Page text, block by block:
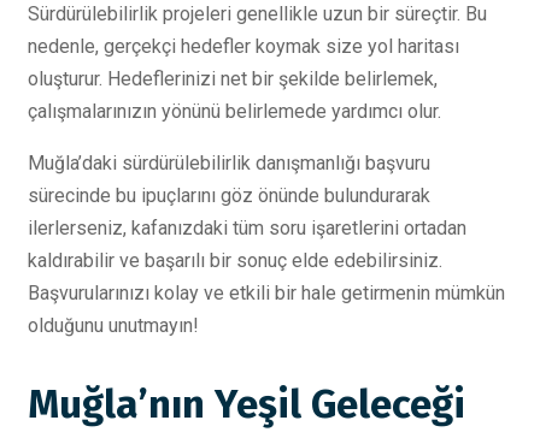
Sürdürülebilirlik projeleri genellikle uzun bir süreçtir. Bu
nedenle, gerçekçi hedefler koymak size yol haritası
oluşturur. Hedeflerinizi net bir şekilde belirlemek,
çalışmalarınızın yönünü belirlemede yardımcı olur.
Muğla’daki sürdürülebilirlik danışmanlığı başvuru
sürecinde bu ipuçlarını göz önünde bulundurarak
ilerlerseniz, kafanızdaki tüm soru işaretlerini ortadan
kaldırabilir ve başarılı bir sonuç elde edebilirsiniz.
Başvurularınızı kolay ve etkili bir hale getirmenin mümkün
olduğunu unutmayın!
Muğla’nın Yeşil Geleceği